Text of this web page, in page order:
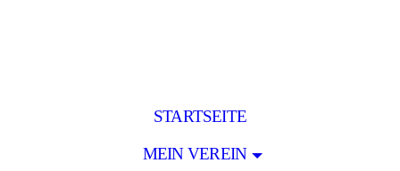
STARTSEITE
MEIN VEREIN